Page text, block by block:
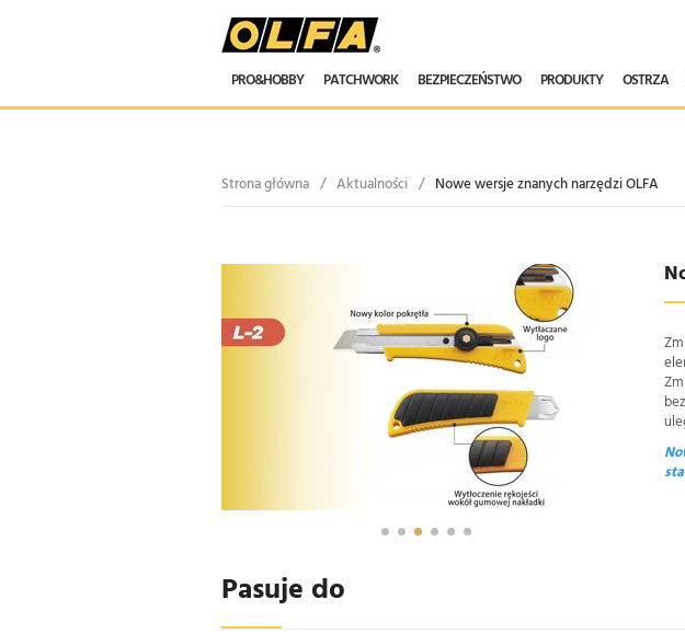
PRO&HOBBY
PATCHWORK BEZPIECZEŃSTWO PRODUKTY OSTRZA
Strona główna / Aktualności / Nowe wersje znanych narzędzi OLFA
Pasuje do